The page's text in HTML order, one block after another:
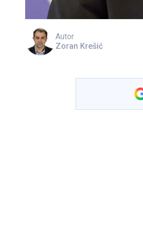
Autor
Zoran Krešić